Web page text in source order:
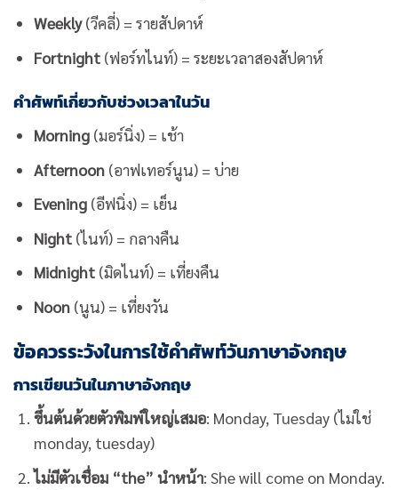
Weekly(วีคลี่) = รายสัปดาห์
Fortnight(ฟอร์ทไนท์) = ระยะเวลาสองสัปดาห์
คำศัพท์เกี่ยวกับช่วงเวลาในวัน
Morning(มอร์นิ่ง) = เช้า
Afternoon(อาฟเทอร์นูน) = บ่าย
Evening(อีฟนิ่ง) = เย็น
Night(ไนท์) = กลางคืน
Midnight(มิดไนท์) = เที่ยงคืน
Noon(นูน) = เที่ยงวัน
ข้อควรระวังในการใช้คำศัพท์วันภาษาอังกฤษ
การเขียนวันในภาษาอังกฤษ
ขึ้นต้นด้วยตัวพิมพ์ใหญ่เสมอ: Monday, Tuesday (ไม่ใช่
monday, tuesday)
ไม่มีตัวเชื่อม “the” นำหน้า: She will come on Monday.